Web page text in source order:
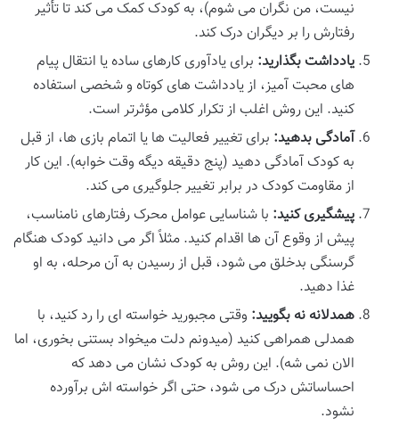
نیست، من نگران می شوم)، به کودک کمک می کند تا تأثیر
رفتارش را بر دیگران درک کند.
یادداشت بگذارید: برای یادآوری کارهای ساده یا انتقال پیام
های محبت آمیز، از یادداشت های کوتاه و شخصی استفاده
کنید. این روش اغلب از تکرار کلامی مؤثرتر است.
آمادگی بدهید: برای تغییر فعالیت ها یا اتمام بازی ها، از قبل
به کودک آمادگی دهید (پنج دقیقه دیگه وقت خوابه). این کار
از مقاومت کودک در برابر تغییر جلوگیری می کند.
پیشگیری کنید: با شناسایی عوامل محرک رفتارهای نامناسب،
پیش از وقوع آن ها اقدام کنید. مثلاً اگر می دانید کودک هنگام
گرسنگی بدخلق می شود، قبل از رسیدن به آن مرحله، به او
غذا دهید.
همدلانه نه بگویید: وقتی مجبورید خواسته ای را رد کنید، با
همدلی همراهی کنید (میدونم دلت میخواد بستنی بخوری، اما
الان نمی شه). این روش به کودک نشان می دهد که
احساساتش درک می شود، حتی اگر خواسته اش برآورده
نشود.